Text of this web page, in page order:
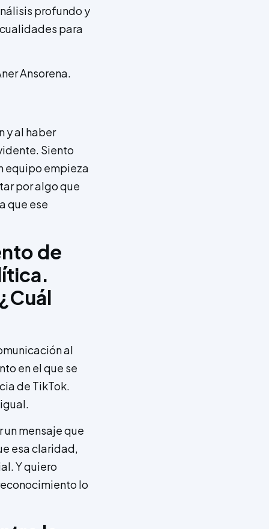
profundo y
para
Ansorena.
y al haber
Siento
equipo empieza
por algo que
que ese
de
al
en el que se
de TikTok.
mensaje que
esa claridad,
Y quiero
lo